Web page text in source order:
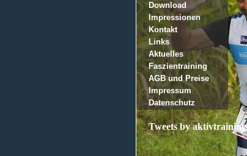
Download
Impressionen
Kontakt
Links
Aktuelles
Faszientraining
AGB und Preise
Impressum
Datenschutz
Tweets by aktivtraining